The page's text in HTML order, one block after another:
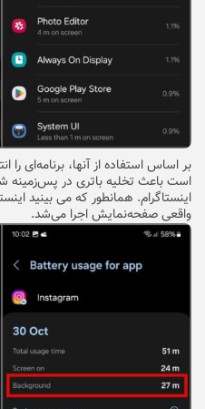
بر اساس استفاده از آنها، برنامه‌ای
است باعث تخلیه باتری در پس‌زمینه
اینستاگرام. همانطور که می بینید
واقعی صفحه‌نمایش اجرا می‌شد.